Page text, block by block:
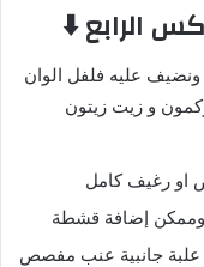
الرابع ⬇️
عليه فلفل الوان
و زيت زيتون
او رغيف كامل
وممكن إضافة قشطة
علبة جانبية عنب مفصص